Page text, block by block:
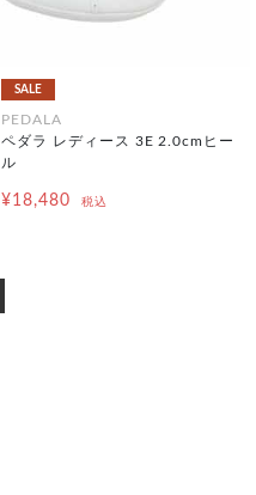
SALE
PEDALA
ペダラ レディース 3E 2.0cmヒー
ル
¥18,480 税込